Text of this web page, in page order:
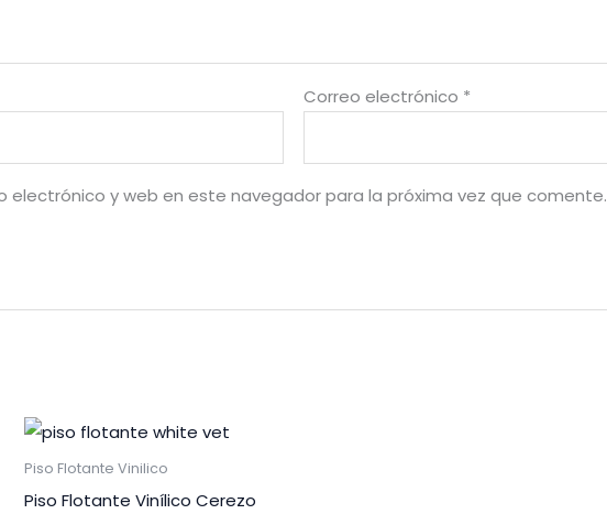
Correo electrónico *
electrónico y web en este navegador para la próxima vez que comente.
Piso Flotante Vinilico
Piso Flotante Vinílico Cerezo